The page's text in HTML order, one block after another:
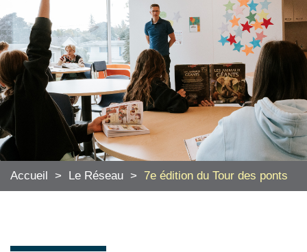
Accueil > Le Réseau > 7e édition du Tour des ponts